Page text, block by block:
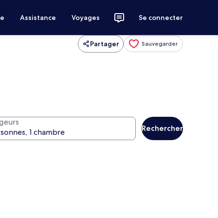
Assistance Voyages Se connecter
Partager Sauvegarder
Rechercher